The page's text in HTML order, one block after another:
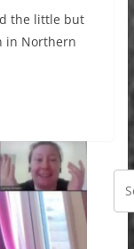
the little but
in Northern